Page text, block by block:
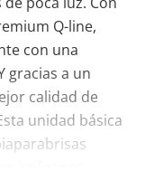
Q-line,
con una
gracias a un
calidad de
unidad básica